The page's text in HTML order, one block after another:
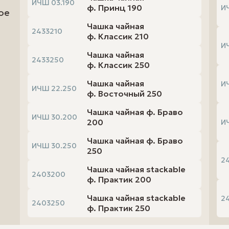
«Сделать заказ», вы даете свое согласие на
ваших персональных данных.
ИЧШ 03.190
ф. Принц 190
2433210
Чашка чайная
ф. Классик 210
2433250
Чашка чайная
ф. Классик 250
ИЧШ 22.250
Чашка чайная
ф. Восточный 250
ИЧШ 30.200
Чашка чайная ф. Браво
200
ИЧШ 30.250
Чашка чайная ф. Браво
250
2403200
Чашка чайная stackable
ф. Практик 200
2403250
Чашка чайная stackable
ф. Практик 250